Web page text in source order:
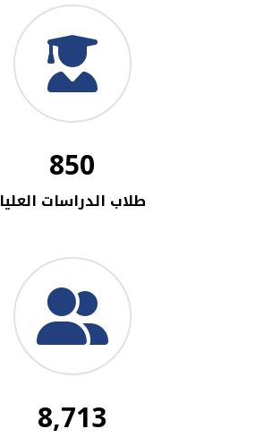
850
طلاب الدراسات العليا
8,713